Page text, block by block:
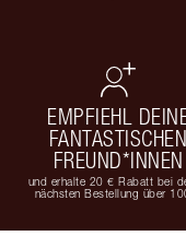
EMPFIEHL
FANTASTISCHEN
FREUND*INNEN
und erhalte 20 € Rabatt bei
nächsten Bestellung über